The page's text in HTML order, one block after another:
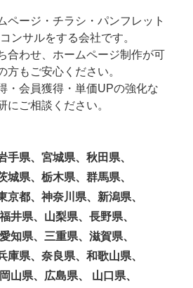
ページ・チラシ・パンフレット
ンサルをする会社です。
合わせ、ホームページ制作が可
方もご安心ください。
・会員獲得・単価UPの強化な
にご相談ください。
手県、宮城県、秋田県、
城県、栃木県、群馬県、
京都、神奈川県、新潟県、
井県、山梨県、長野県、
知県、三重県、滋賀県、
庫県、奈良県、和歌山県、
山県、広島県、 山口県、